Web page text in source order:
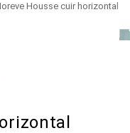
Housse cuir horizontal